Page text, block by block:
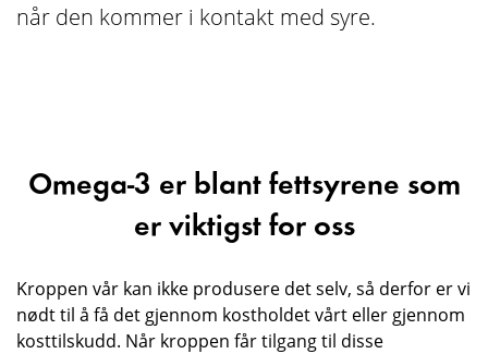
når den kommer i kontakt med syre.
Omega-3 er blant fettsyrene som
er viktigst for oss
Kroppen vår kan ikke produsere det selv, så derfor er vi
nødt til å få det gjennom kostholdet vårt eller gjennom
kosttilskudd. Når kroppen får tilgang til disse